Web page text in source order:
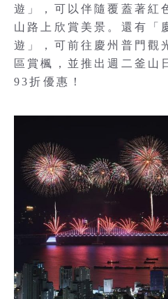
遊」，可以伴隨覆蓋著紅
山路上欣賞美景。還有「
遊」，可前往慶州普門觀
區賞楓，並推出週二釜山
93折優惠！